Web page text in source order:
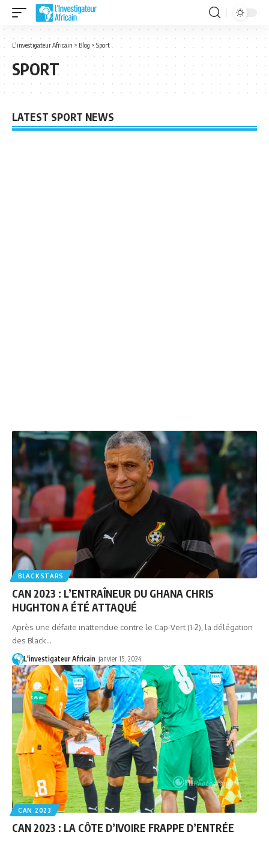
L'investigateur Africain > Blog > Sport
SPORT
LATEST SPORT NEWS
BLACKSTARS
CAN 2023 : L’ENTRAÎNEUR DU GHANA CHRIS
HUGHTON A ÉTÉ ATTAQUÉ
Après une défaite inattendue contre le Cap-Vert (1-2), la délégation
des Black…
L'investigateur Africain janvier 15, 2024
CAN 2023
CAN 2023 : LA CÔTE D’IVOIRE FRAPPE D’ENTRÉE